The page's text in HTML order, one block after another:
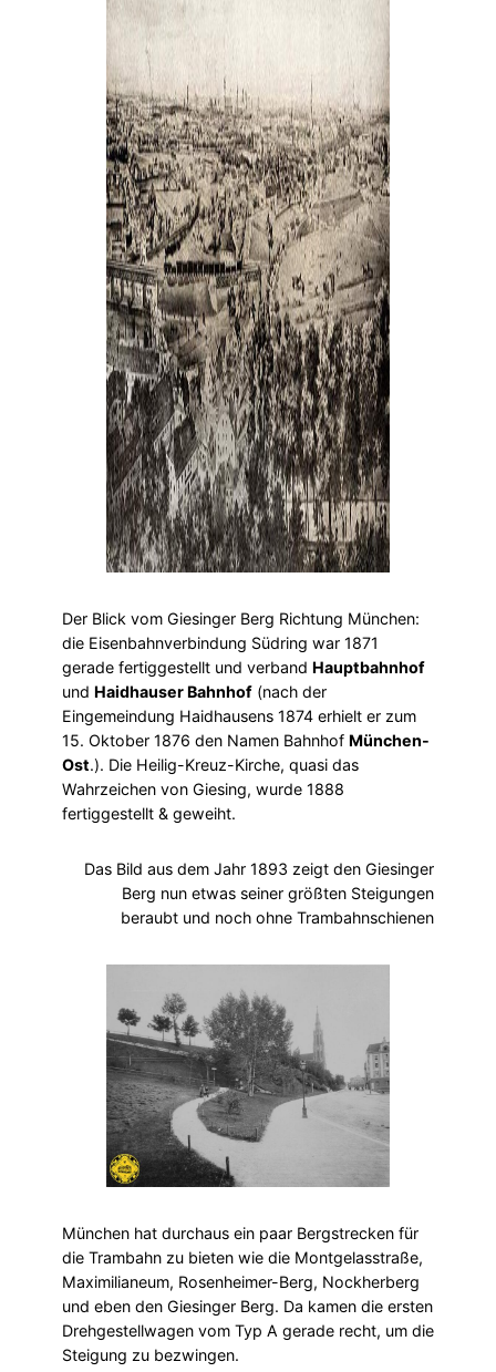
Der Blick vom Giesinger Berg Richtung München:
die Eisenbahnverbindung Südring war 1871
gerade fertiggestellt und verband Hauptbahnhof
und Haidhauser Bahnhof (nach der
Eingemeindung Haidhausens 1874 erhielt er zum
15. Oktober 1876 den Namen Bahnhof München-
Ost.). Die Heilig-Kreuz-Kirche, quasi das
Wahrzeichen von Giesing, wurde 1888
fertiggestellt & geweiht.
Das Bild aus dem Jahr 1893 zeigt den Giesinger
Berg nun etwas seiner größten Steigungen
beraubt und noch ohne Trambahnschienen
München hat durchaus ein paar Bergstrecken für
die Trambahn zu bieten wie die Montgelasstraße,
Maximilianeum, Rosenheimer-Berg, Nockherberg
und eben den Giesinger Berg. Da kamen die ersten
Drehgestellwagen vom Typ A gerade recht, um die
Steigung zu bezwingen.